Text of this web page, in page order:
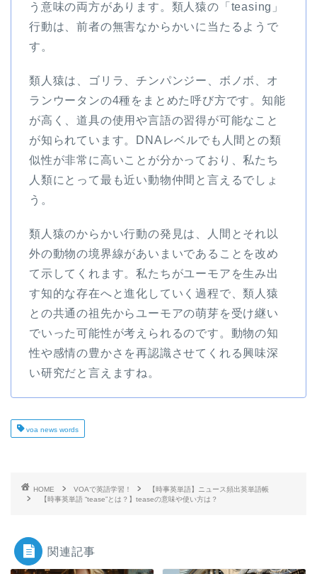
う意味の両方があります。類人猿の「teasing」
行動は、前者の無害なからかいに当たるようで
す。
類人猿は、ゴリラ、チンパンジー、ボノボ、オ
ランウータンの4種をまとめた呼び方です。知能
が高く、道具の使用や言語の習得が可能なこと
が知られています。DNAレベルでも人間との類
似性が非常に高いことが分かっており、私たち
人類にとって最も近い動物仲間と言えるでしょ
う。
類人猿のからかい行動の発見は、人間とそれ以
外の動物の境界線があいまいであることを改め
て示してくれます。私たちがユーモアを生み出
す知的な存在へと進化していく過程で、類人猿
との共通の祖先からユーモアの萌芽を受け継い
でいった可能性が考えられるのです。動物の知
性や感情の豊かさを再認識させてくれる興味深
い研究だと言えますね。
voa news words
HOME VOAで英語学習！
【時事英単語】ニュース頻出英単語帳
【時事英単語 “tease”とは？】teaseの意味や使い方は？
関連記事